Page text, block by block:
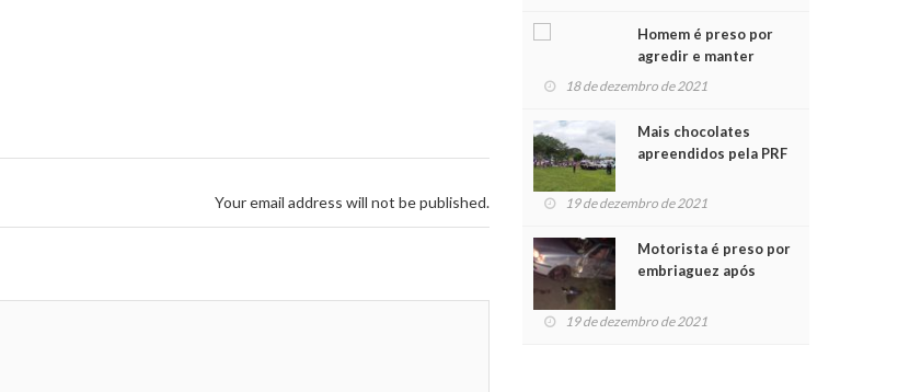
Your email address will not be published.
Homem é preso por
agredir e manter
mulher em cárcere
18 de dezembro de 2021
Mais chocolates
apreendidos pela PRF
crianças no Natal
19 de dezembro de 2021
Motorista é preso por
embriaguez após
feridos
19 de dezembro de 2021